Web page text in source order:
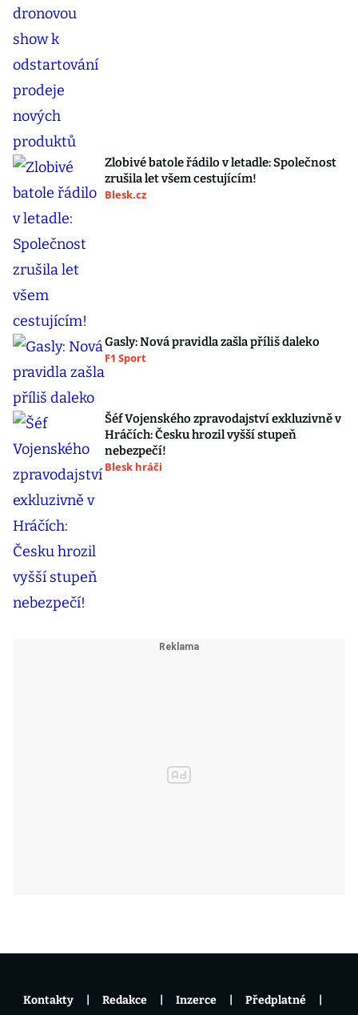
Zlobivé batole řádilo v letadle: Společnost
zrušila let všem cestujícím!
Blesk.cz
Gasly: Nová pravidla zašla příliš daleko
F1 Sport
Šéf Vojenského zpravodajství exkluzivně v
Hráčích: Česku hrozil vyšší stupeň
nebezpečí!
Blesk hráči
Kontakty Redakce Inzerce Předplatné